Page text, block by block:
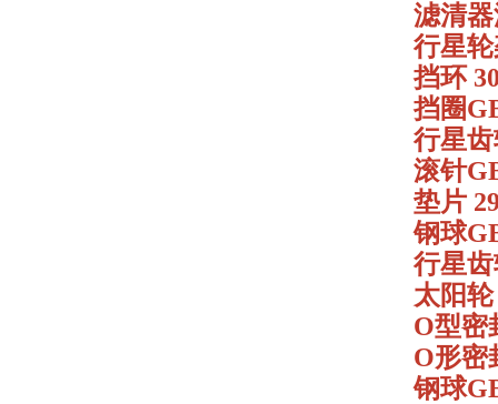
滤清器
行星轮
挡环
挡圈
行星齿
滚针
垫片
钢球
行星齿
太阳轮
O型密
O形密
钢球